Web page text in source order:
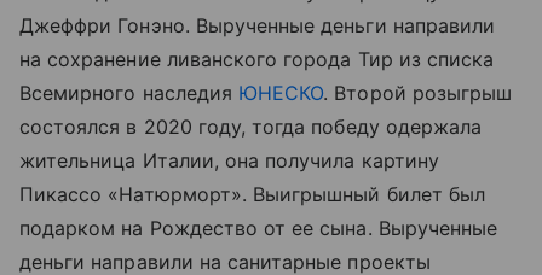
Джеффри Гонэно. Вырученные деньги направили
на сохранение ливанского города Тир из списка
Всемирного наследия ЮНЕСКО. Второй розыгрыш
состоялся в 2020 году, тогда победу одержала
жительница Италии, она получила картину
Пикассо «Натюрморт». Выигрышный билет был
подарком на Рождество от ее сына. Вырученные
деньги направили на санитарные проекты